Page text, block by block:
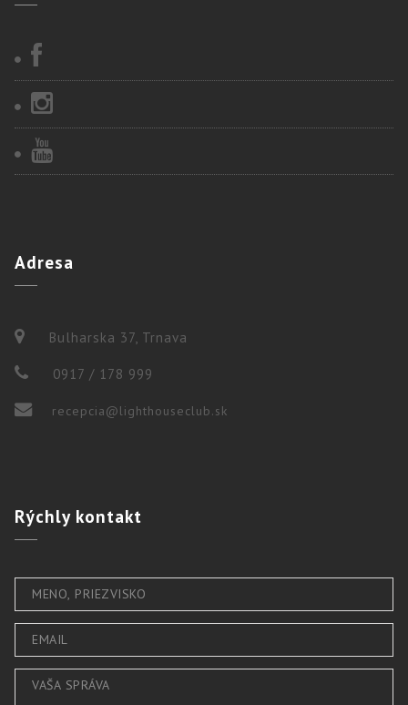
Adresa
Bulharska 37, Trnava
0917 / 178 999
recepcia@lighthouseclub.sk
Rýchlykontakt